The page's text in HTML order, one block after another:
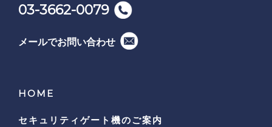
03-3662-0079
メールでお問い合わせ
HOME
セキュリティゲート機のご案内